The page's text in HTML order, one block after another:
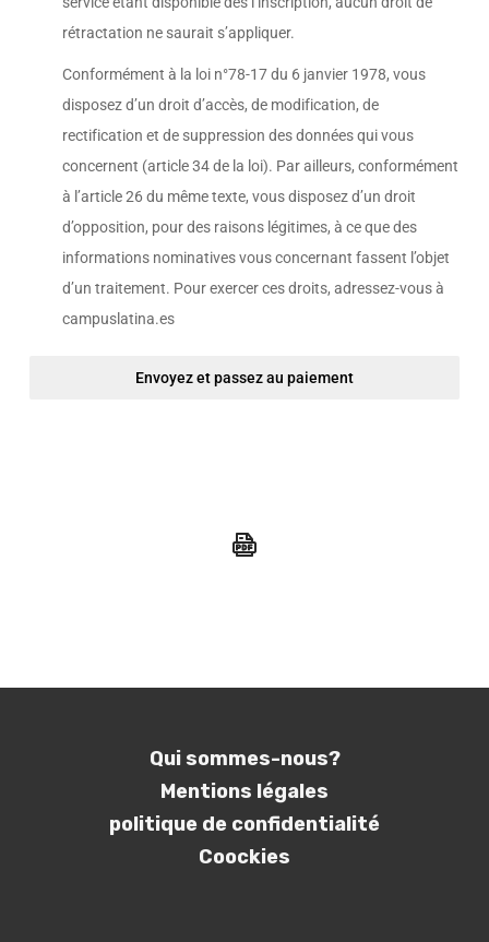
rétractation ne saurait s’appliquer.
Conformément à la loi n°78-17 du 6 janvier 1978, vous
disposez d’un droit d’accès, de modification, de
rectification et de suppression des données qui vous
concernent (article 34 de la loi). Par ailleurs, conformément
à l’article 26 du même texte, vous disposez d’un droit
d’opposition, pour des raisons légitimes, à ce que des
informations nominatives vous concernant fassent l’objet
d’un traitement. Pour exercer ces droits, adressez-vous à
campuslatina.es
Envoyez et passez au paiement
Qui sommes-nous?
Mentions légales
politique de confidentialité
Coockies